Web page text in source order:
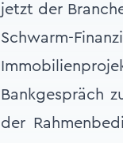
jetzt der
Schwarm-
Bankgespräch
der